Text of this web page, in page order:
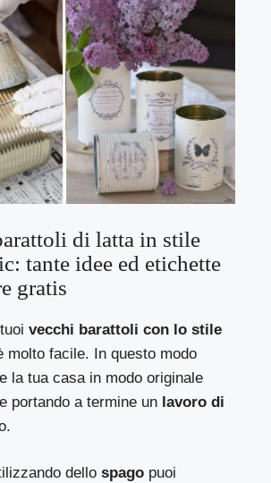
di latta in stile
tante idee ed etichette
gratis
tuoivecchi barattoli con lo stile
molto facile. In questo modo
la tua casa in modo originale
portando a termine un lavoro di
dello spago puoi